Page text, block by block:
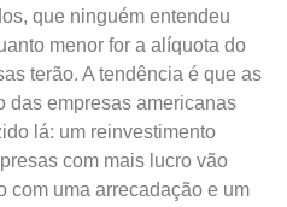
que ninguém entendeu
menor for a alíquota do
terão. A tendência é que as
das empresas americanas
lá: um reinvestimento
com mais lucro vão
com uma arrecadação e um